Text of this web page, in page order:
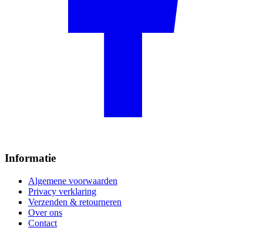
Informatie
Algemene voorwaarden
Privacy verklaring
Verzenden & retourneren
Over ons
Contact